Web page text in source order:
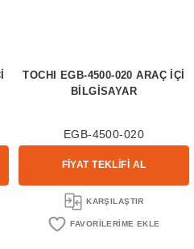
TOCHI EGB-4500-020 ARAÇ İÇİ
BİLGİSAYAR
EGB-4500-020
FİYAT TEKLİFİ AL
KARŞILAŞTIR